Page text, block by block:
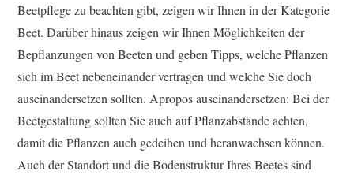
Beetpflege zu beachten gibt, zeigen wir Ihnen in der Kategorie
Beet. Darüber hinaus zeigen wir Ihnen Möglichkeiten der
Bepflanzungen von Beeten und geben Tipps, welche Pflanzen
sich im Beet nebeneinander vertragen und welche Sie doch
auseinandersetzen sollten. Apropos auseinandersetzen: Bei der
Beetgestaltung sollten Sie auch auf Pflanzabstände achten,
damit die Pflanzen auch gedeihen und heranwachsen können.
Auch der Standort und die Bodenstruktur Ihres Beetes sind